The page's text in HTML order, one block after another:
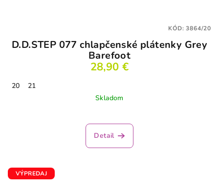
D.D.STEP 077 chlapčenské plátenky Grey
Barefoot
28,90 €
20
21
Skladom
Detail
KÓD:3864/20
VÝPREDAJ